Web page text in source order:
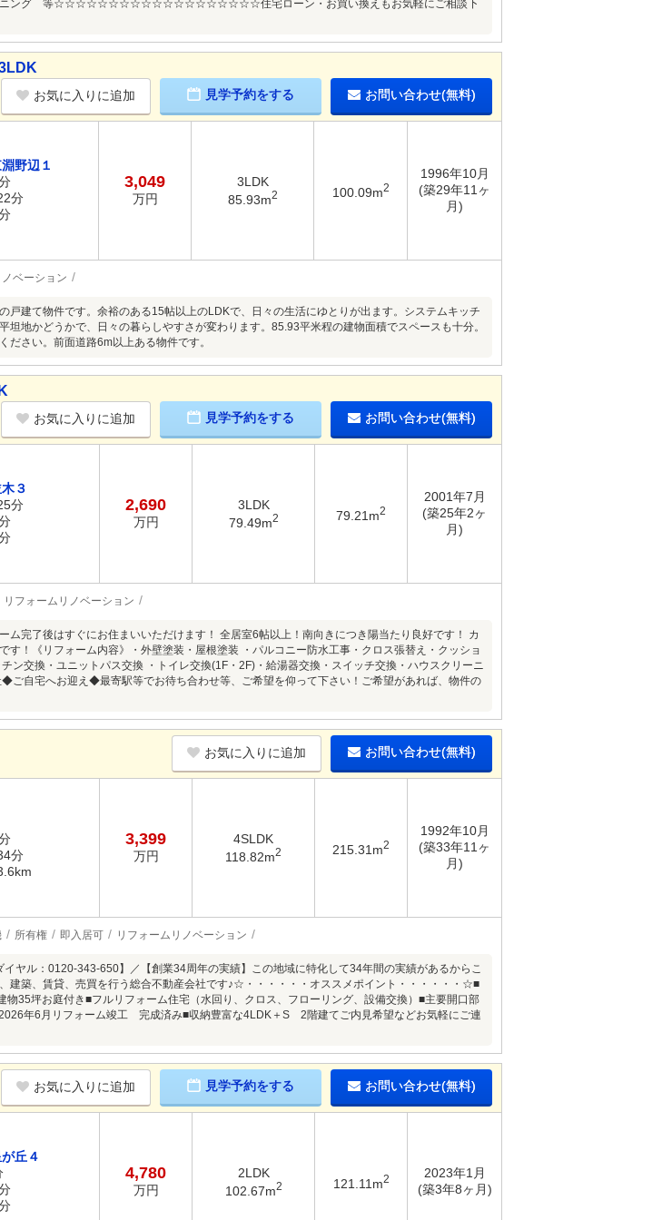
リーニング 等☆☆☆☆☆☆☆☆☆☆☆☆☆☆☆☆☆☆☆住宅ローン・お買い換えもお気軽にご相談下
お気に入りに追加 見学予約をする お問い合わせ(無料)
野辺１
分
3,049
万円
3LDK
85.93m2 100.09m2
1996年10月
(築29年11ヶ
月)
ベーション
戸建て物件です。余裕のある15帖以上のLDKで、日々の生活にゆとりが出ます。システムキッチ
坦地かどうかで、日々の暮らしやすさが変わります。85.93平米程の建物面積でスペースも十分。
ださい。前面道路6m以上ある物件です。
お気に入りに追加 見学予約をする お問い合わせ(無料)
３
分
2,690
万円
3LDK
79.49m2 79.21m2
2001年7月
(築25年2ヶ
月)
リフォームリノベーション
ム完了後はすぐにお住まいいただけます！ 全居室6帖以上！南向きにつき陽当たり良好です！ カ
す！《リフォーム内容》・外壁塗装・屋根塗装 ・パルコニー防水工事・クロス張替え・クッショ
ン交換・ユニットパス交換 ・トイレ交換(1F・2F)・給湯器交換・スイッチ交換・ハウスクリーニ
自宅へお迎え◆最寄駅等でお待ち合わせ等、ご希望を仰って下さい！ご希望があれば、物件の
お気に入りに追加 お問い合わせ(無料)
分
3,399
万円
4SLDK
118.82m2 215.31m2
1992年10月
(築33年11ヶ
月)
所有権 即入居可 リフォームリノベーション
ヤル：0120-343-650】／【創業34周年の実績】この地域に特化して34年間の実績があるからこ
建築、賃貸、売買を行う総合不動産会社です♪☆・・・・・・オススメポイント・・・・・・☆■
物35坪お庭付き■フルリフォーム住宅（水回り、クロス、フローリング、設備交換）■主要開口部
年6月リフォーム竣工 完成済み■収納豊富な4LDK＋S 2階建てご内見希望などお気軽にご連
お気に入りに追加 見学予約をする お問い合わせ(無料)
丘４
4,780
万円
2LDK
102.67m2 121.11m2
2023年1月
(築3年8ヶ月)